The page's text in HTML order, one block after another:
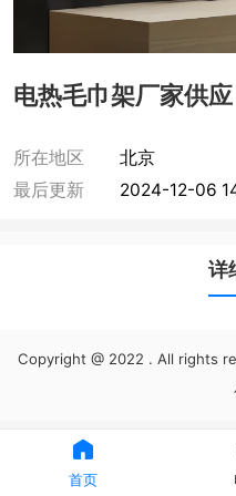
电热毛巾架厂家供应
所在地区
北京
最后更新
2024-12-06
详
Copyright @ 2022 . All rights

首页